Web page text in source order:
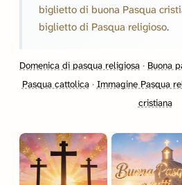
biglietto di buona Pasqua
biglietto di Pasqua religioso.
Domenica di pasqua religiosa · Buona
Pasqua cattolica· Immagine Pasqua
cristiana